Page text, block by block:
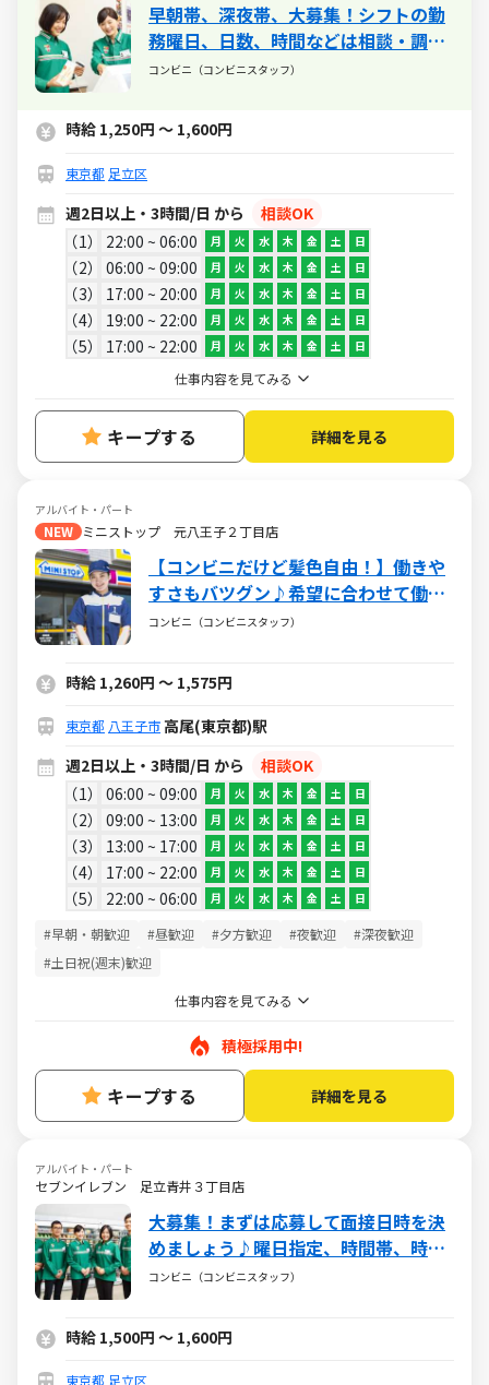
早朝帯、深夜帯、大募集！シフトの勤
務曜日、日数、時間などは相談・調整
いたします♪
コンビニ（コンビニスタッフ）
時給 1,250円 ～ 1,600円
東京都 足立区
週2日以上・3時間/日 から
相談OK
1
22:00 ~ 06:00 月 火 水 木 金 土 日
2 06:00 ~ 09:00 月 火 水 木 金 土 日
3 17:00 ~ 20:00 月 火 水 木 金 土 日
4 19:00 ~ 22:00 月 火 水 木 金 土 日
5 17:00 ~ 22:00 月 火 水 木 金 土 日
仕事内容を見てみる
キープする 詳細を見る
アルバイト・パート
NEW ミニストップ 元八王子２丁目店
【コンビニだけど髪色自由！】働きや
すさもバツグン♪希望に合わせて働け
るミニストップ☆バイトデビューも大
コンビニ（コンビニスタッフ）
時給 1,260円 ～ 1,575円
東京都 八王子市 高尾(東京都)駅
週2日以上・3時間/日 から
相談OK
1
06:00 ~ 09:00 月 火 水 木 金 土 日
2 09:00 ~ 13:00 月 火 水 木 金 土 日
3 13:00 ~ 17:00 月 火 水 木 金 土 日
4 17:00 ~ 22:00 月 火 水 木 金 土 日
5 22:00 ~ 06:00 月 火 水 木 金 土 日
#早朝・朝歓迎 #昼歓迎 #夕方歓迎 #夜歓迎
#深夜歓迎
#土日祝(週末)歓迎
仕事内容を見てみる
積極採用中!
キープする 詳細を見る
アルバイト・パート
セブンイレブン 足立青井３丁目店
大募集！まずは応募して面接日時を決
めましょう♪曜日指定、時間帯、時間
数など、相談OK！
コンビニ（コンビニスタッフ）
時給 1,500円 ～ 1,600円
東京都 足立区